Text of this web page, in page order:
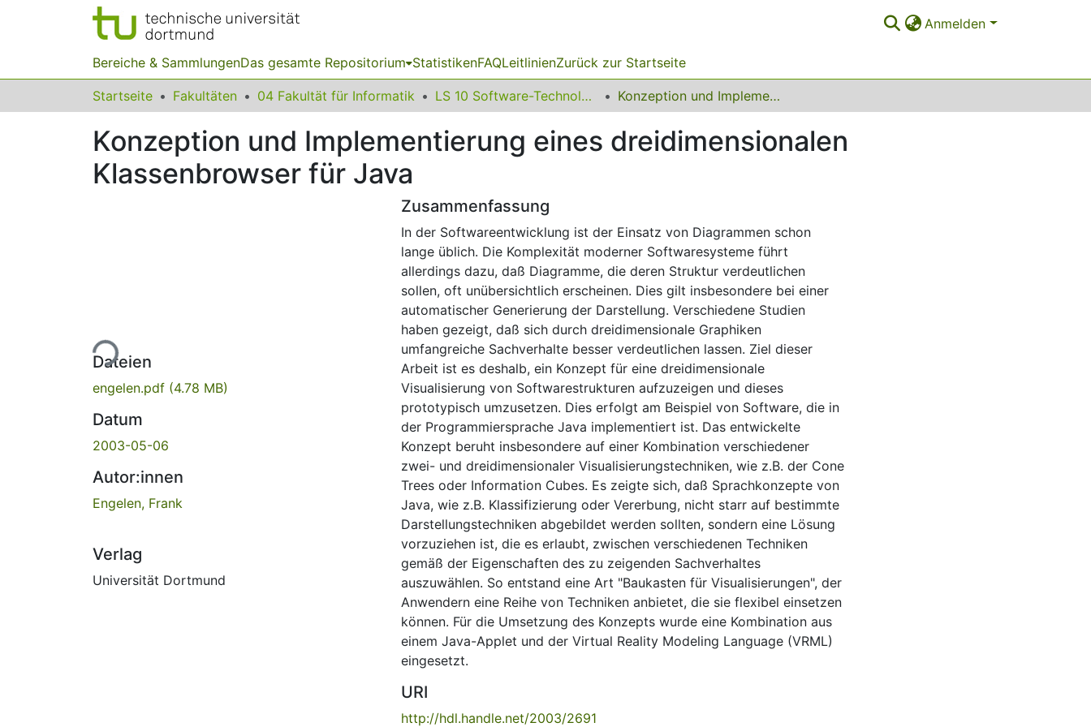
Anmelden
Bereiche & SammlungenDas gesamte Repositorium StatistikenFAQLeitlinienZurück zur Startseite
Startseite Fakultäten 04 Fakultät für Informatik LS 10 Software-Technologie Konzeption und Implementierung eines dreidimensionalen Klassenbrowser für Java
Konzeption und Implementierung eines dreidimensionalen
Klassenbrowser für Java
Lade...
Dateien
engelen.pdf (4.78 MB)
Datum
2003-05-06
Autor:innen
Engelen, Frank
Verlag
Universität Dortmund
Zusammenfassung
In der Softwareentwicklung ist der Einsatz von Diagrammen schon
lange üblich. Die Komplexität moderner Softwaresysteme führt
allerdings dazu, daß Diagramme, die deren Struktur verdeutlichen
sollen, oft unübersichtlich erscheinen. Dies gilt insbesondere bei einer
automatischer Generierung der Darstellung. Verschiedene Studien
haben gezeigt, daß sich durch dreidimensionale Graphiken
umfangreiche Sachverhalte besser verdeutlichen lassen. Ziel dieser
Arbeit ist es deshalb, ein Konzept für eine dreidimensionale
Visualisierung von Softwarestrukturen aufzuzeigen und dieses
prototypisch umzusetzen. Dies erfolgt am Beispiel von Software, die in
der Programmiersprache Java implementiert ist. Das entwickelte
Konzept beruht insbesondere auf einer Kombination verschiedener
zwei- und dreidimensionaler Visualisierungstechniken, wie z.B. der Cone
Trees oder Information Cubes. Es zeigte sich, daß Sprachkonzepte von
Java, wie z.B. Klassifizierung oder Vererbung, nicht starr auf bestimmte
Darstellungstechniken abgebildet werden sollten, sondern eine Lösung
vorzuziehen ist, die es erlaubt, zwischen verschiedenen Techniken
gemäß der Eigenschaften des zu zeigenden Sachverhaltes
auszuwählen. So entstand eine Art "Baukasten für Visualisierungen", der
Anwendern eine Reihe von Techniken anbietet, die sie flexibel einsetzen
können. Für die Umsetzung des Konzepts wurde eine Kombination aus
einem Java-Applet und der Virtual Reality Modeling Language (VRML)
eingesetzt.
URI
http://hdl.handle.net/2003/2691